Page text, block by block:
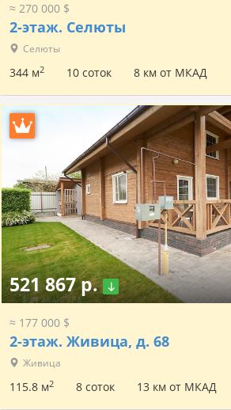
≈ 270 000 $
2-этаж. Селюты
Селюты
344 м2 10 соток 8 км от МКАД
521 867 р.
≈ 177 000 $
2-этаж. Живица, д. 68
Живица
115.8 м2 8 соток 13 км от МКАД